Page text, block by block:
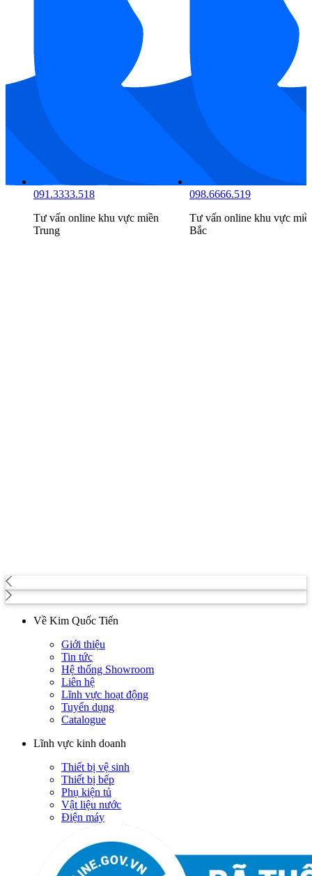
094.2222.516
Tư vấn online khu vực miền
Nam
091.3333.518
Tư vấn online khu vực
Trung
Về Kim Quốc Tiến
Giới thiệu
Tin tức
Hệ thống Showroom
Liên hệ
Lĩnh vực hoạt động
Tuyển dụng
Catalogue
Lĩnh vực kinh doanh
Thiết bị vệ sinh
Thiết bị bếp
Phụ kiện tủ
Vật liệu nước
Điện máy